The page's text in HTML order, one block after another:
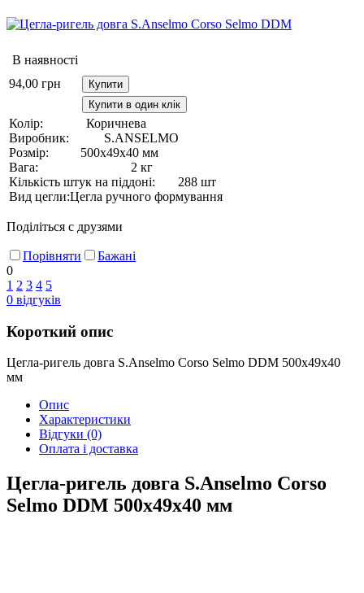
В наявності
94,00 грн
Купити
Купити в один клік
Колір:
Коричнева
Виробник:
S.ANSELMO
Розмір:
500х49х40 мм
Вага:
2 кг
Кількість штук на піддоні:
288 шт
Вид цегли:Цегла ручного формування
Поділіться с друзями
Порівняти
Бажані
0
1 2 3 4 5
0 відгуків
Короткий опис
Цегла-ригель довга S.Anselmo Corso Selmo DDM 500х49х40
мм
Опис
Характеристики
Відгуки (0)
Оплата і доставка
Цегла-ригель довга S.Anselmo Corso
Selmo DDM 500х49х40 мм